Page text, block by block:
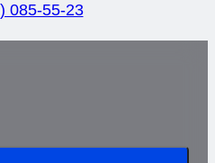
085-55-23